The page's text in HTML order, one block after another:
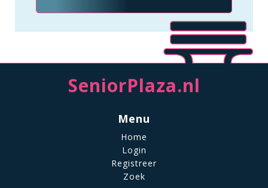
SeniorPlaza.nl
Menu
Home
Login
Registreer
Zoek